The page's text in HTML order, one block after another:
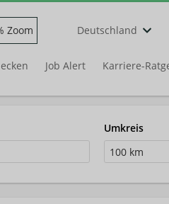
Zoom Deutschland
Job Alert Karriere-
Umkreis
100 km